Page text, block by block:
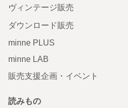
ヴィンテージ販売
ダウンロード販売
minne PLUS
minne LAB
販売支援企画・イベント
読みもの